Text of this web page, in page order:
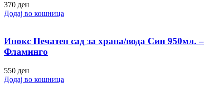
370 ден
Додај во кошница
Инокс Печатен сад за храна/вода Син 950мл. –
Фламинго
550 ден
Додај во кошница